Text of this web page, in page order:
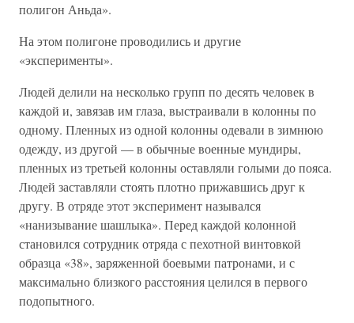
полигон Аньда».
На этом полигоне проводились и другие
«эксперименты».
Людей делили на несколько групп по десять человек в
каждой и, завязав им глаза, выстраивали в колонны по
одному. Пленных из одной колонны одевали в зимнюю
одежду, из другой — в обычные военные мундиры,
пленных из третьей колонны оставляли голыми до пояса.
Людей заставляли стоять плотно прижавшись друг к
другу. В отряде этот эксперимент назывался
«нанизывание шашлыка». Перед каждой колонной
становился сотрудник отряда с пехотной винтовкой
образца «38», заряженной боевыми патронами, и с
максимально близкого расстояния целился в первого
подопытного.